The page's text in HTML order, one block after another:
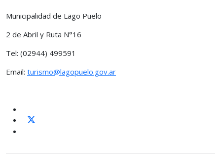
Municipalidad de Lago Puelo
2 de Abril y Ruta N°16
Tel: (02944) 499591
Email: turismo@lagopuelo.gov.ar